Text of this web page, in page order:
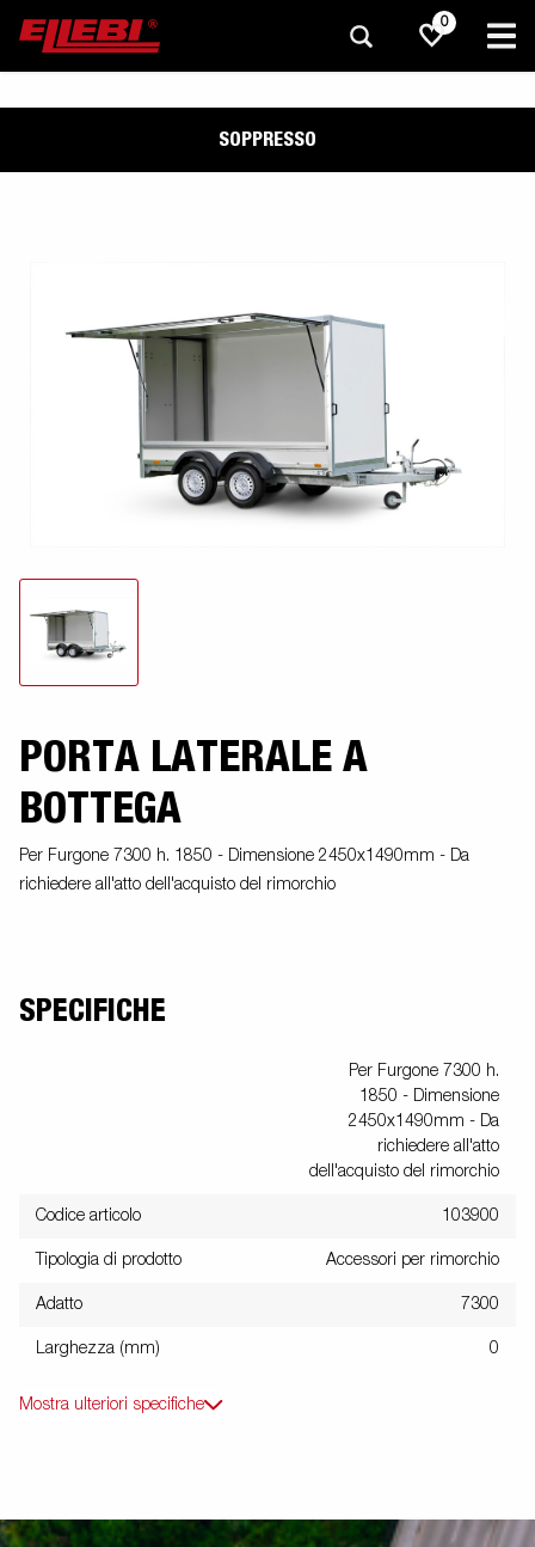
0
SOPPRESSO
PORTA LATERALE A
BOTTEGA
Per Furgone 7300 h. 1850 - Dimensione 2450x1490mm - Da
richiedere all'atto dell'acquisto del rimorchio
SPECIFICHE
Per Furgone 7300 h.
1850 - Dimensione
2450x1490mm - Da
richiedere all'atto
dell'acquisto del rimorchio
Codice articolo 103900
Tipologia di prodotto Accessori per rimorchio
Adatto 7300
Larghezza (mm) 0
Mostra ulteriori specifiche